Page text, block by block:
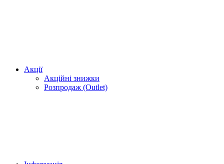
Акції
Акційні знижки
Розпродаж (Outlet)